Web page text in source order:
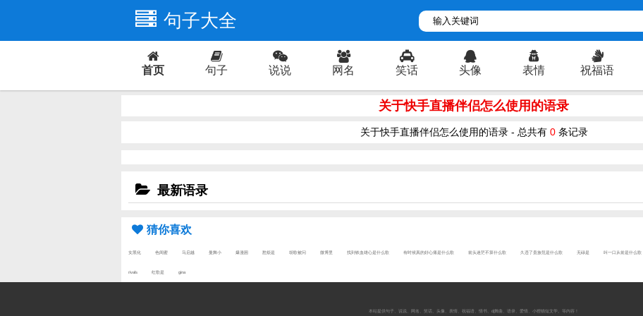
句子大全
首页 句子 说说 网名 笑话 头像 表情 祝福语
关于快手直播伴侣怎么使用的语录
关于快手直播伴侣怎么使用的语录 - 总共有 0条记录
最新语录
猜你喜欢
女黑化 色闺蜜 马启越 曼舞小 爆漫困 愁烦是 胡歌被问 微博里 找到铁血雄心是什么歌 有时候真的好心痛是什么歌 前头迷茫不算什么歌 久违了贵族范是什么歌 无碌是 叫一口从前是什么歌
rivals 红歌是 gina
本站提供句子 说说 网名 笑话 头像 表情 祝福语 情书 dj舞曲 语录 爱情 小狸猫短文学 。等内容！